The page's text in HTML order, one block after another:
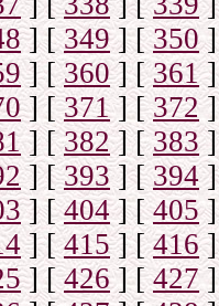
] [349] [350]
] [360] [361]
] [371] [ 372]
] [382] [383]
] [393] [394]
] [404] [405]
] [415] [416]
] [426] [427]